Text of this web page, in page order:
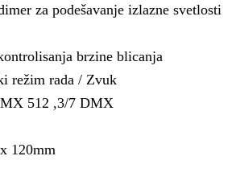
za podešavanje izlazne svetlosti
brzine blicanja
režim rada / Zvuk
512 ,3/7 DMX
120mm